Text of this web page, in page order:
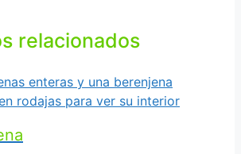
relacionados